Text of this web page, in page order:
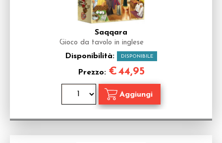
Saqqara
Gioco da tavolo in inglese
Disponibilità: DISPONIBILE
Prezzo: €44,95